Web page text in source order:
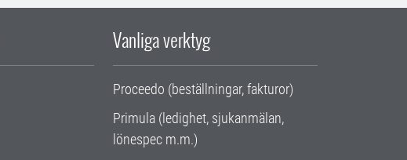
Vanliga verktyg
Proceedo (beställningar, fakturor)
Primula (ledighet, sjukanmälan,
lönespec m.m.)